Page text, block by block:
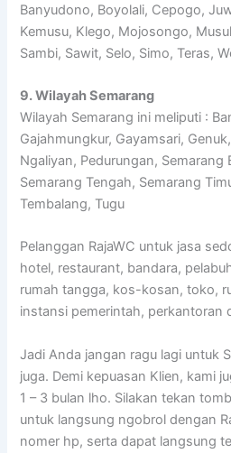
Banyudono, Boyolali, Cepogo,
Kemusu, Klego, Mojosongo,
Sambi, Sawit, Selo, Simo, Teras,
9. Wilayah Semarang
Wilayah Semarang ini meliputi :
Gajahmungkur, Gayamsari,
Ngaliyan, Pedurungan, Semarang
Semarang Tengah, Semarang
Tembalang, Tugu
Pelanggan RajaWC untuk jasa
hotel, restaurant, bandara,
rumah tangga, kos-kosan, toko,
instansi pemerintah, perkantoran
Jadi Anda jangan ragu lagi untuk
juga. Demi kepuasan Klien, kami
1 – 3 bulan lho. Silakan tekan
untuk langsung ngobrol dengan
nomer hp, serta dapat langsung